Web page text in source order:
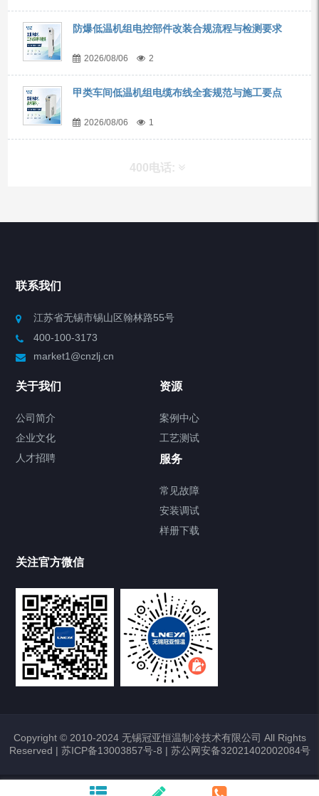
防爆低温机组电控部件改装合规流程与检测要求
2026/08/06 2
甲类车间低温机组电缆布线全套规范与施工要点
2026/08/06 1
400电话:
制冷加热动态控温系统
Chiller气体控温系统
Chamber试验箱
TCU温度控制单元
VOCs冷凝回收装置
热烈祝贺冠亚恒温与上海理工大学校企
联系我们
江苏省无锡市锡山区翰林路55号
400-100-3173
market1@cnzlj.cn
关于我们
公司简介
企业文化
人才招聘
资源
案例中心
工艺测试
服务
常见故障
安装调试
样册下载
关注官方微信
Copyright © 2010-2024 无锡冠亚恒温制冷技术有限公司 All Rights
Reserved | 苏ICP备13003857号-8 | 苏公网安备32021402002084号